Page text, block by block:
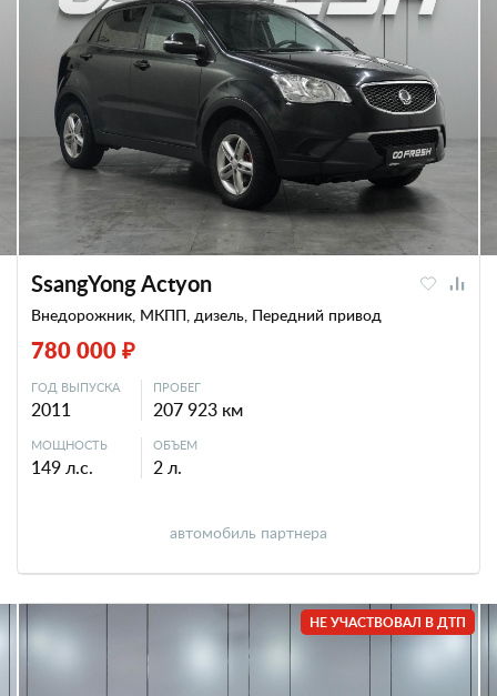
SsangYong Actyon
Внедорожник, МКПП, дизель, Передний привод
780 000 ₽
ГОД ВЫПУСКА
2011
ПРОБЕГ
207 923 км
МОЩНОСТЬ
149 л.с.
ОБЪЕМ
2 л.
автомобиль партнера
НЕ УЧАСТВОВАЛ В ДТП